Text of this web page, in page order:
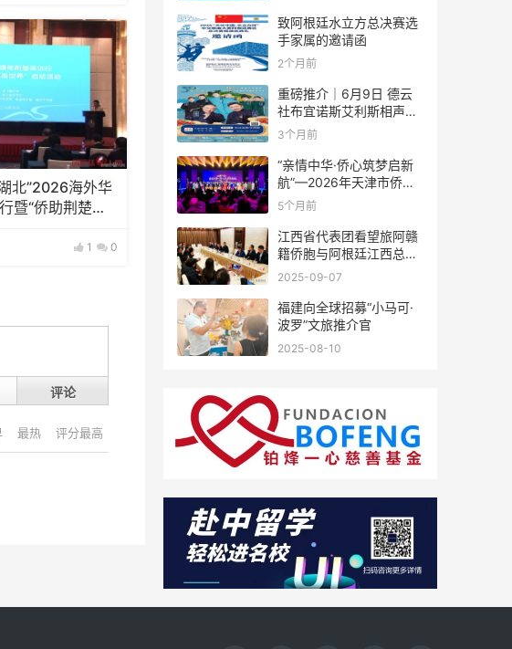
北”2026海外华
暨“侨助荆楚文
1 0
评论
最热 评分最高
致阿根廷水立方总决赛选
手家属的邀请函
2个月前
重磅推介｜6月9日 德云
社布宜诺斯艾利斯相声专
场！国风曲艺邂逅南美风
结！
3个月前
“亲情中华·侨心筑梦启新
航”—2026年天津市侨界
新春联谊活动成功举办
5个月前
江西省代表团看望旅阿赣
籍侨胞与阿根廷江西总商
会座谈
2025-09-07
福建向全球招募“小马可·
波罗”文旅推介官
2025-08-10